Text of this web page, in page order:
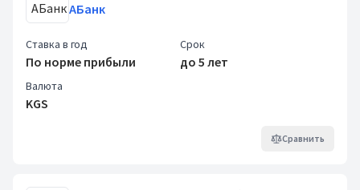
АБанк
Ставка в год
По норме прибыли
Срок
до 5 лет
Валюта
KGS
Сравнить